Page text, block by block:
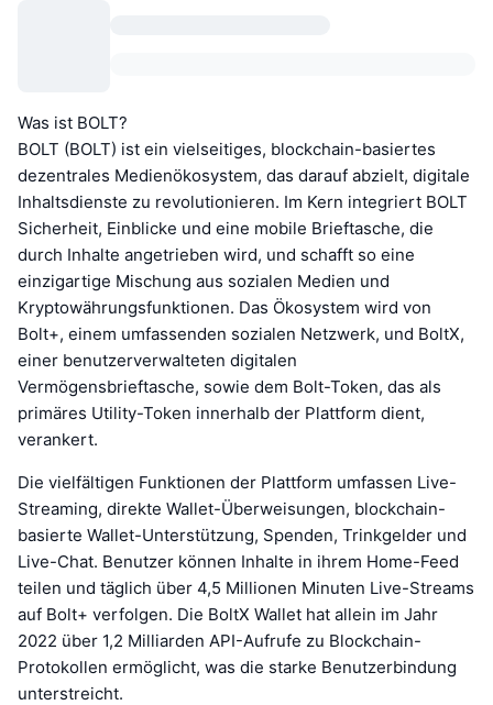
Was ist BOLT?
BOLT (BOLT) ist ein vielseitiges, blockchain-basiertes
dezentrales Medienökosystem, das darauf abzielt, digitale
Inhaltsdienste zu revolutionieren. Im Kern integriert BOLT
Sicherheit, Einblicke und eine mobile Brieftasche, die
durch Inhalte angetrieben wird, und schafft so eine
einzigartige Mischung aus sozialen Medien und
Kryptowährungsfunktionen. Das Ökosystem wird von
Bolt+, einem umfassenden sozialen Netzwerk, und BoltX,
einer benutzerverwalteten digitalen
Vermögensbrieftasche, sowie dem Bolt-Token, das als
primäres Utility-Token innerhalb der Plattform dient,
verankert.
Die vielfältigen Funktionen der Plattform umfassen Live-
Streaming, direkte Wallet-Überweisungen, blockchain-
basierte Wallet-Unterstützung, Spenden, Trinkgelder und
Live-Chat. Benutzer können Inhalte in ihrem Home-Feed
teilen und täglich über 4,5 Millionen Minuten Live-Streams
auf Bolt+ verfolgen. Die BoltX Wallet hat allein im Jahr
2022 über 1,2 Milliarden API-Aufrufe zu Blockchain-
Protokollen ermöglicht, was die starke Benutzerbindung
unterstreicht.